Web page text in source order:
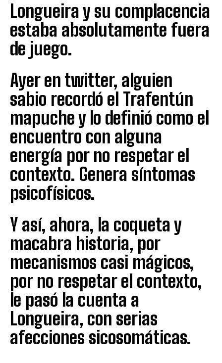
Longueira y su complacencia
estaba absolutamente fuera
de juego.
Ayer en twitter, alguien
sabio recordó el Trafentún
mapuche y lo definió como el
encuentro con alguna
energía por no respetar el
contexto. Genera síntomas
psicofísicos.
Y así, ahora, la coqueta y
macabra historia, por
mecanismos casi mágicos,
por no respetar el contexto,
le pasó la cuenta a
Longueira, con serias
afecciones sicosomáticas.